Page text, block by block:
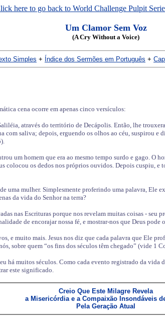
Um Clamor Sem Voz
(A Cry Without a Voice)
Simples + Índice dos Sermões em Português +
cena ocorre em apenas cinco versículos:
através do território de Decápolis. Então, lhe
saliva; depois, erguendo os olhos ao céu, suspirou
um homem que era ao mesmo tempo surdo e gago. O
colocou os dedos nos próprios ouvidos. Depois cuspiu,
uma mulher. Simplesmente proferindo uma palavra, Ele
da vida do Senhor na terra?
nas Escrituras porque nos revelam muitas coisas - seu
de encorajar nossa fé, e mostrar-nos que Deus pode
e muito mais. Jesus nos diz que cada palavra que Ele
sobre quem “os fins dos séculos têm chegado” (vide 1
há muitos séculos. Como cada evento registrado da
este significado.
Creio Que Este Milagre Revela
a Misericórdia e a Compaixão Insondáveis
Pela Geração Atual